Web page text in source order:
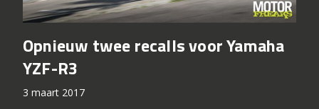
Opnieuw twee recalls voor Yamaha
YZF-R3
3 maart 2017